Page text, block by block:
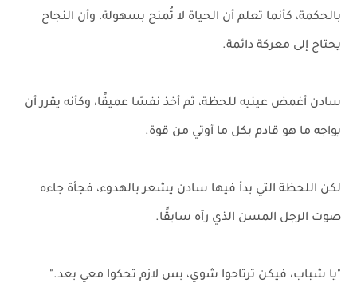
بالحكمة، كأنما تعلم أن الحياة لا تُمنح بسهولة، وأن النجاح
يحتاج إلى معركة دائمة.
سادن أغمض عينيه للحظة، ثم أخذ نفسًا عميقًا، وكأنه يقرر أن
يواجه ما هو قادم بكل ما أوتي من قوة.
لكن اللحظة التي بدأ فيها سادن يشعر بالهدوء، فجأة جاءه
صوت الرجل المسن الذي رآه سابقًا.
"يا شباب، فيكن ترتاحوا شوي، بس لازم تحكوا معي بعد."